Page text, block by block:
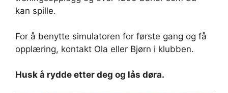
kan spille.
For å benytte simulatoren for første gang og få
opplæring, kontakt Ola eller Bjørn i klubben.
Husk å rydde etter deg og lås døra.